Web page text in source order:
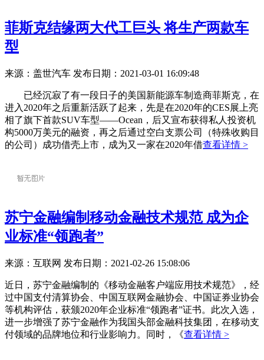
菲斯克结缘两大代工巨头 将生产两款车
型
来源：盖世汽车 发布日期：2021-03-01 16:09:48
已经沉寂了有一段日子的美国新能源车制造商菲斯克，在
进入2020年之后重新活跃了起来，先是在2020年的CES展上亮
相了旗下首款SUV车型——Ocean，后又宣布获得私人投资机
构5000万美元的融资，再之后通过空白支票公司（特殊收购目
的公司）成功借壳上市，成为又一家在2020年借查看详情 >
苏宁金融编制移动金融技术规范 成为企
业标准“领跑者”
来源：互联网 发布日期：2021-02-26 15:08:06
近日，苏宁金融编制的《移动金融客户端应用技术规范》，经
过中国支付清算协会、中国互联网金融协会、中国证券业协会
等机构评估，获颁2020年企业标准“领跑者”证书。此次入选，
进一步增强了苏宁金融作为我国头部金融科技集团，在移动支
付领域的品牌地位和行业影响力。同时，《查看详情 >